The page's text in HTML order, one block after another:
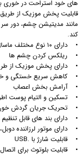
های خود استراحت در خوری
قابلیت پخش موزیک از
مانند مدیتیشن چشم، دور
کند.
• دارای ۱۰ نوع مختلف ماساژ
• ریلکس کردن چشم ها
• دارای پخش موزیک از
• کاهش سریع خستگی و
• آرامش بخش اعصاب
• تسکین و التیام پوست
• تحریک جریان گردش
• دارای بند های قابل
• دارای موتور لرزاننده
• قابلیت شارژ با .USB
• قابلیت بلوتوث برای